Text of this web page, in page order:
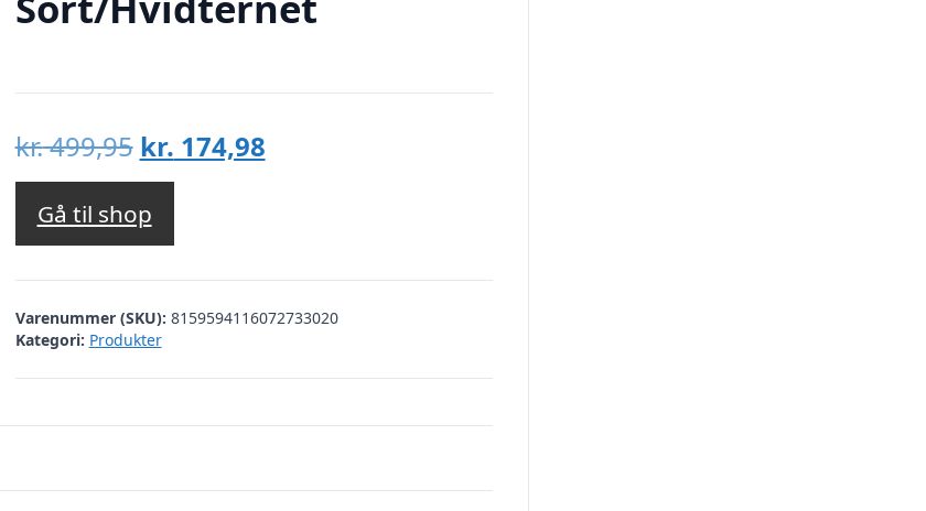
kr.499,95 Den
oprindelige
pris
var:
kr. 499,95.
kr. 174,98Den
kr. 174,98.
Gå til shop
Varenummer (SKU): 8159594116072733020
Kategori: Produkter